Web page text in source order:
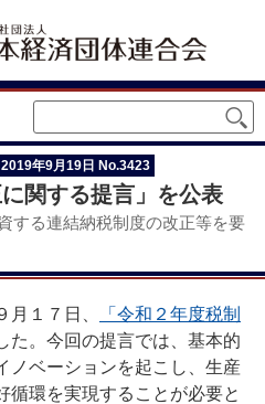
年9月19日 No.3423
関する提言」を公表
する連結納税制度の改正等を要
１７日、
「令和２年度税制
た。今回の提言では、基本的
ノベーションを起こし、生産
循環を実現することが必要と